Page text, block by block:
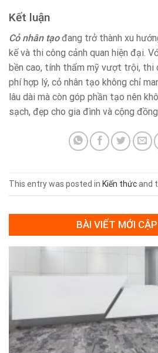
Kết luận
Cỏ nhân tạođang trở thành xu
kế và thi công cảnh quan hiện đại.
bền cao, tính thẩm mỹ vượt trội, thi
phí hợp lý, cỏ nhân tạo không chỉ
lâu dài mà còn góp phần tạo nên
sạch, đẹp cho gia đình và cộng
This entry was posted in Kiến thứcand
BÀI VIẾT MỚI